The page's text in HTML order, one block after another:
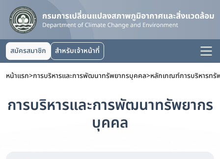
สมัครสมาชิก สำหรับเจ้าหน้าที่
หน้าแรก>การบริหารและการพัฒนาทรัพยากรบุคคล>หลักเกณฑ์การบริหารท
การบริหารและการพัฒนาทรัพยากร
บุคคล